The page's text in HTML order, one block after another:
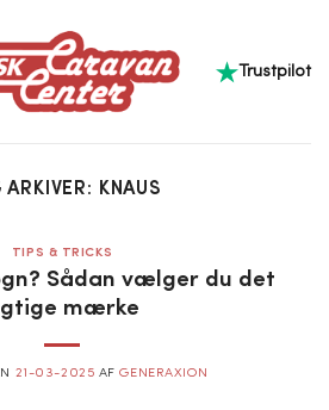
Trustpilot
ARKIVER: KNAUS
TIPS & TRICKS
Sådan vælger du det
mærke
21-03-2025 AFGENERAXION